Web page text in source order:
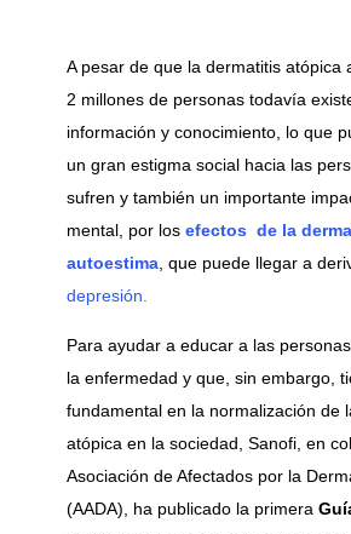
A pesar de que la dermatitis atópica
2 millones de personas todavía
información y conocimiento, lo que
un gran estigma social hacia las
sufren y también un importante
mental, por los efectos de la
autoestima, que puede llegar a
depresión.
Para ayudar a educar a las
la enfermedad y que, sin embargo,
fundamental en la normalización de
atópica en la sociedad, Sanofi, en
Asociación de Afectados por la
(AADA), ha publicado la primera